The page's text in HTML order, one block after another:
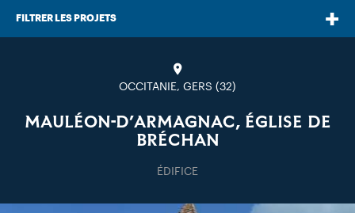
FILTRER LES PROJETS
OCCITANIE, GERS (32)
MAULÉON-D’ARMAGNAC, ÉGLISE DE
BRÉCHAN
ÉDIFICE